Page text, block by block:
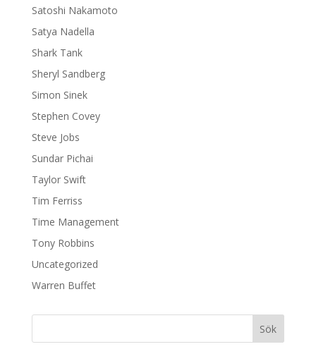
Satoshi Nakamoto
Satya Nadella
Shark Tank
Sheryl Sandberg
Simon Sinek
Stephen Covey
Steve Jobs
Sundar Pichai
Taylor Swift
Tim Ferriss
Time Management
Tony Robbins
Uncategorized
Warren Buffet